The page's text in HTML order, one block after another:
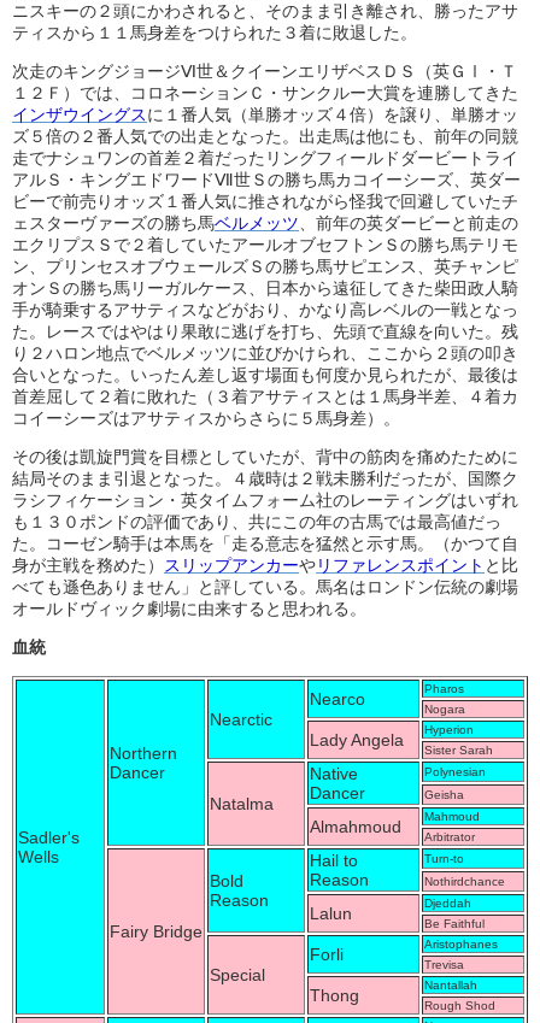
ニスキーの２頭にかわされると、そのまま引き離され、勝ったアサ
ティスから１１馬身差をつけられた３着に敗退した。
次走のキングジョージⅥ世＆クイーンエリザベスＤＳ（英ＧⅠ・Ｔ
１２Ｆ）では、コロネーションＣ・サンクルー大賞を連勝してきた
インザウイングスに１番人気（単勝オッズ４倍）を譲り、単勝オッ
ズ５倍の２番人気での出走となった。出走馬は他にも、前年の同競
走でナシュワンの首差２着だったリングフィールドダービートライ
アルＳ・キングエドワードⅦ世Ｓの勝ち馬カコイーシーズ、英ダー
ビーで前売りオッズ１番人気に推されながら怪我で回避していたチ
ェスターヴァーズの勝ち馬ベルメッツ 、前年の英ダービーと前走の
エクリプスＳで２着していたアールオブセフトンＳの勝ち馬テリモ
ン、プリンセスオブウェールズＳの勝ち馬サピエンス、英チャンピ
オンＳの勝ち馬リーガルケース、日本から遠征してきた柴田政人騎
手が騎乗するアサティスなどがおり、かなり高レベルの一戦となっ
た。レースではやはり果敢に逃げを打ち、先頭で直線を向いた。残
り２ハロン地点でベルメッツに並びかけられ、ここから２頭の叩き
合いとなった。いったん差し返す場面も何度か見られたが、最後は
首差屈して２着に敗れた（３着アサティスとは１馬身半差、４着カ
コイーシーズはアサティスからさらに５馬身差）。
その後は凱旋門賞を目標としていたが、背中の筋肉を痛めたために
結局そのまま引退となった。４歳時は２戦未勝利だったが、国際ク
ラシフィケーション・英タイムフォーム社のレーティングはいずれ
も１３０ポンドの評価であり、共にこの年の古馬では最高値だっ
た。コーゼン騎手は本馬を「走る意志を猛然と示す馬。（かつて自
身が主戦を務めた）
スリップアンカーやリファレンスポイント と比
べても遜色ありません」と評している。馬名はロンドン伝統の劇場
オールドヴィック劇場に由来すると思われる。
血統
Sadler's
Wells
Northern
Dancer
Nearctic
Nearco
Pharos
Nogara
Lady Angela
Hyperion
Sister Sarah
Natalma
Native
Dancer
Polynesian
Geisha
Almahmoud
Mahmoud
Arbitrator
Fairy Bridge
Bold
Reason
Hail to
Reason
Turn-to
Nothirdchance
Lalun
Djeddah
Be Faithful
Special
Forli
Aristophanes
Trevisa
Thong
Nantallah
Rough Shod